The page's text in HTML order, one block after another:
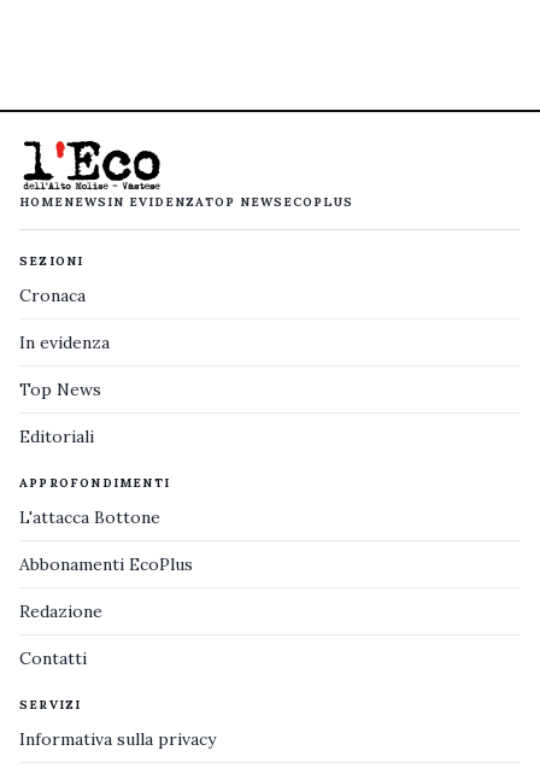
HOMENEWS IN EVIDENZATOP NEWS ECOPLUS
SEZIONI
Cronaca
In evidenza
Top News
Editoriali
APPROFONDIMENTI
L'attacca Bottone
Abbonamenti EcoPlus
Redazione
Contatti
SERVIZI
Informativa sulla privacy